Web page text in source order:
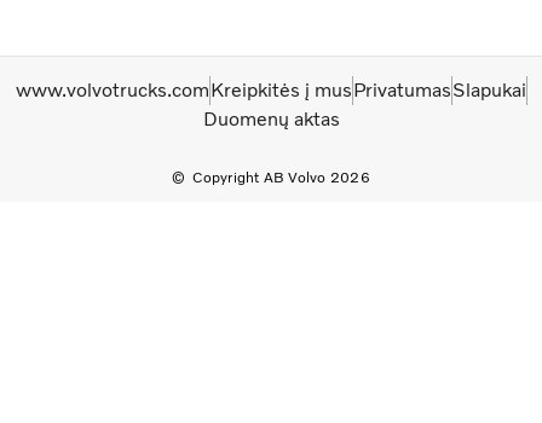
Copyright AB Volvo 2026
www.volvotrucks.comKreipkitės į musPrivatumasSlapukai
Duomenų aktas